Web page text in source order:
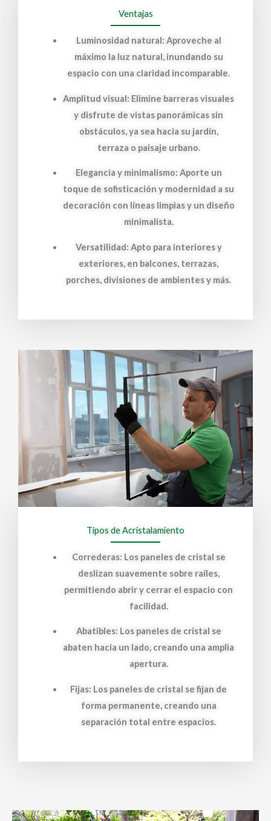
Ventajas
Luminosidad natural: Aproveche al
máximo la luz natural, inundando su
espacio con una claridad incomparable.
Amplitud visual: Elimine barreras visuales
y disfrute de vistas panorámicas sin
obstáculos, ya sea hacia su jardín,
terraza o paisaje urbano.
Elegancia y minimalismo: Aporte un
toque de sofisticación y modernidad a su
decoración con líneas limpias y un diseño
minimalista.
Versatilidad: Apto para interiores y
exteriores, en balcones, terrazas,
porches, divisiones de ambientes y más.
Tipos de Acristalamiento
Correderas: Los paneles de cristal se
deslizan suavemente sobre raíles,
permitiendo abrir y cerrar el espacio con
facilidad.
Abatibles: Los paneles de cristal se
abaten hacia un lado, creando una amplia
apertura.
Fijas: Los paneles de cristal se fijan de
forma permanente, creando una
separación total entre espacios.